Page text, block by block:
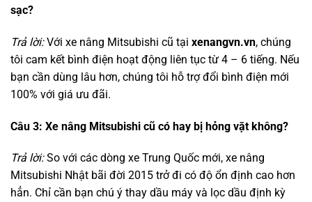
sạc?
Trả lời:Với xe nâng Mitsubishi cũ tại xenangvn.vn, chúng
tôi cam kết bình điện hoạt động liên tục từ 4 – 6 tiếng. Nếu
bạn cần dùng lâu hơn, chúng tôi hỗ trợ đổi bình điện mới
100% với giá ưu đãi.
Câu 3: Xe nâng Mitsubishi cũ có hay bị hỏng vặt không?
Trả lời:So với các dòng xe Trung Quốc mới, xe nâng
Mitsubishi Nhật bãi đời 2015 trở đi có độ ổn định cao hơn
hẳn. Chỉ cần bạn chú ý thay dầu máy và lọc dầu định kỳ